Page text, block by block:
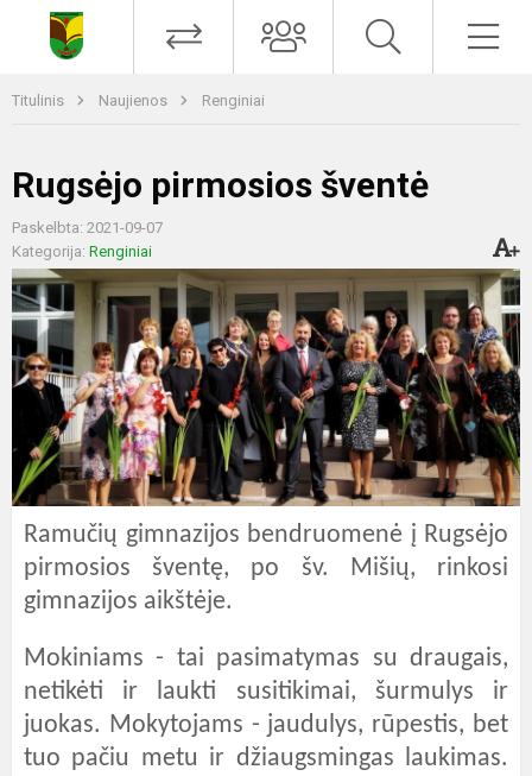
Titulinis Naujienos Renginiai
Rugsėjo pirmosios šventė
Paskelbta: 2021-09-07
Kategorija: Renginiai
Ramučių gimnazijos bendruomenė į Rugsėjo
pirmosios šventę, po šv. Mišių, rinkosi
gimnazijos aikštėje.
Mokiniams - tai pasimatymas su draugais,
netikėti ir laukti susitikimai, šurmulys ir
juokas. Mokytojams - jaudulys, rūpestis, bet
tuo pačiu metu ir džiaugsmingas laukimas.